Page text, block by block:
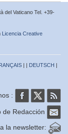
del Vaticano Tel. +39-
Licencia Creative
| | DEUTSCH |
:
de Redacción
la newsletter: